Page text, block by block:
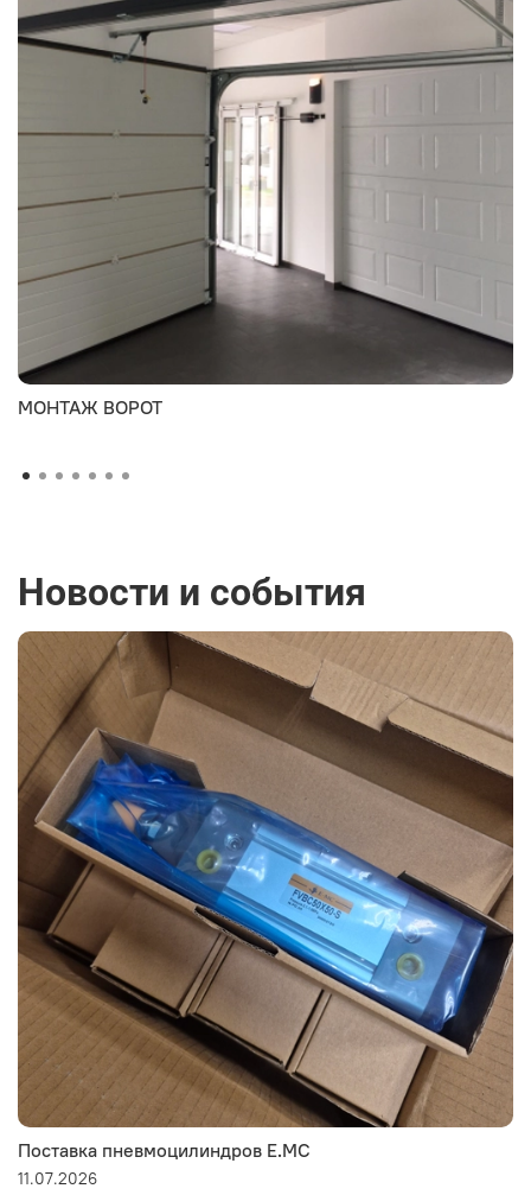
МОНТАЖ ВОРОТ
Новости и события
Поставка пневмоцилиндров E.MC
11.07.2026